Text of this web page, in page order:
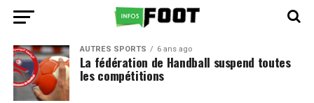
AUTRES SPORTS 6 ans ago
La fédération de Handball suspend toutes
les compétitions